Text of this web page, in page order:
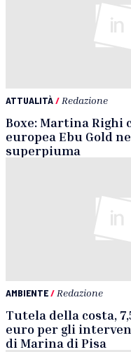
ATTUALITÀ/ Redazione
Boxe: Martina Righi
europea Ebu Gold
superpiuma
AMBIENTE/ Redazione
Tutela della costa,
euro per gli
di Marina di Pisa